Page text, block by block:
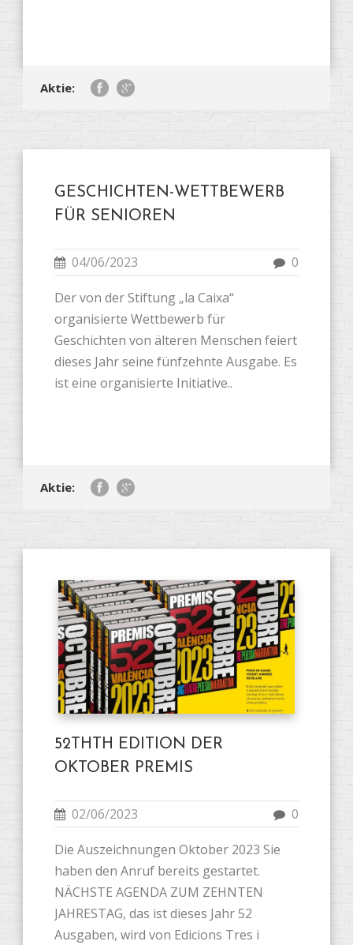
Aktie:
GESCHICHTEN-WETTBEWERB
FÜR SENIOREN
04/06/2023 0
Der von der Stiftung „la Caixa“
organisierte Wettbewerb für
Geschichten von älteren Menschen feiert
dieses Jahr seine fünfzehnte Ausgabe. Es
ist eine organisierte Initiative..
Aktie:
52THTH EDITION DER
OKTOBER PREMIS
02/06/2023 0
Die Auszeichnungen Oktober 2023 Sie
haben den Anruf bereits gestartet.
NÄCHSTE AGENDA ZUM ZEHNTEN
JAHRESTAG, das ist dieses Jahr 52
Ausgaben, wird von Edicions Tres i